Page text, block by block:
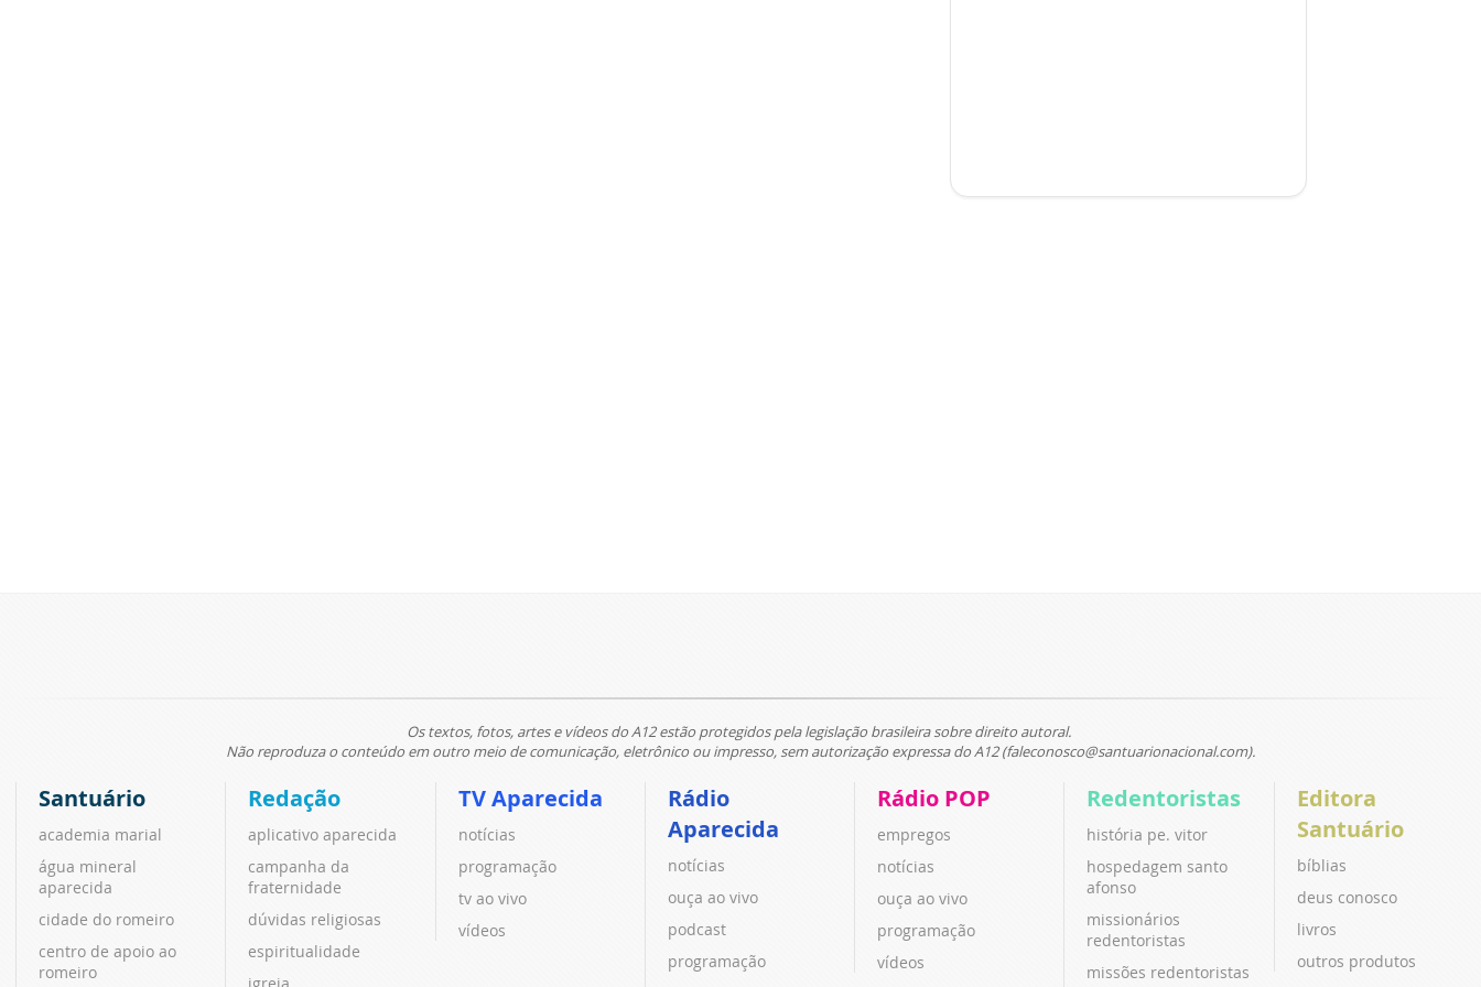
Os textos, fotos, artes e vídeos do A12 estão protegidos pela legislação brasileira sobre direito autoral.
Não reproduza o conteúdo em outro meio de comunicação, eletrônico ou impresso, sem autorização expressa do A12 (faleconosco@santuarionacional.com).
Santuário
academia marial
água mineral
aparecida
cidade do romeiro
centro de apoio ao
romeiro
Redação
aplicativo aparecida
campanha da
fraternidade
dúvidas religiosas
espiritualidade
igreja
TV Aparecida
notícias
programação
tv ao vivo
vídeos
Rádio
Aparecida
notícias
ouça ao vivo
podcast
programação
Rádio POP
empregos
notícias
ouça ao vivo
programação
vídeos
Redentoristas
história pe. vitor
hospedagem santo
afonso
missionários
redentoristas
missões redentoristas
Editora
Santuário
bíblias
deus conosco
livros
outros produtos